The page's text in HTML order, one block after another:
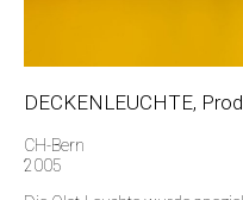
DECKENLEUCHTE,
CH-Bern
2005